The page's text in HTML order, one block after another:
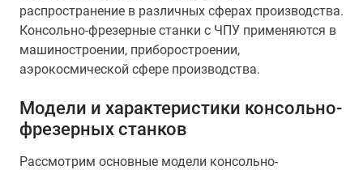
распространение в различных сферах производства.
Консольно-фрезерные станки с ЧПУ применяются в
машиностроении, приборостроении,
аэрокосмической сфере производства.
Модели и характеристики консольно-
фрезерных станков
Рассмотрим основные модели консольно-